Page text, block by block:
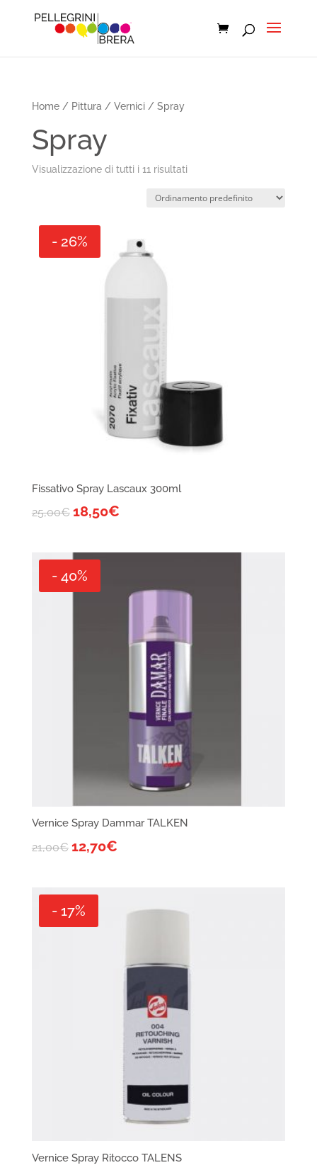
Home/ Pittura / Vernici/ Spray
Spray
Visualizzazione di tutti i 11 risultati
- 26%
Fissativo Spray Lascaux 300ml
25,00€ 18,50€
- 40%
Vernice Spray Dammar TALKEN
21,00€ 12,70€
- 17%
Vernice Spray Ritocco TALENS